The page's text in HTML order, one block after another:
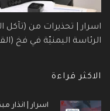
اسرار | تحذيرات من (تآكل
الرئاسة اليمنيّة في فخ
الاكثر قراءة